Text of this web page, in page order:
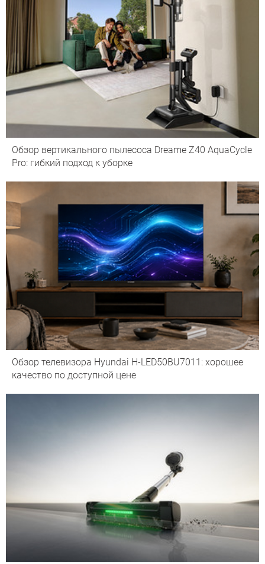
Обзор вертикального пылесоса Dreame Z40 AquaCycle
Pro: гибкий подход к уборке
Обзор телевизора Hyundai H-LED50BU7011: хорошее
качество по доступной цене